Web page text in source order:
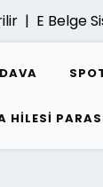
|E Belge
HILESI